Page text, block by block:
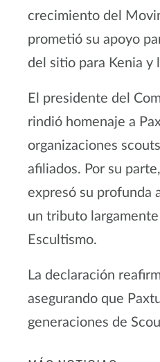
crecimiento del
prometió su apoyo
del sitio para Kenia y
El presidente del
rindió homenaje a
organizaciones
afiliados. Por su
expresó su profunda
un tributo
Escultismo.
La declaración
asegurando que
generaciones de